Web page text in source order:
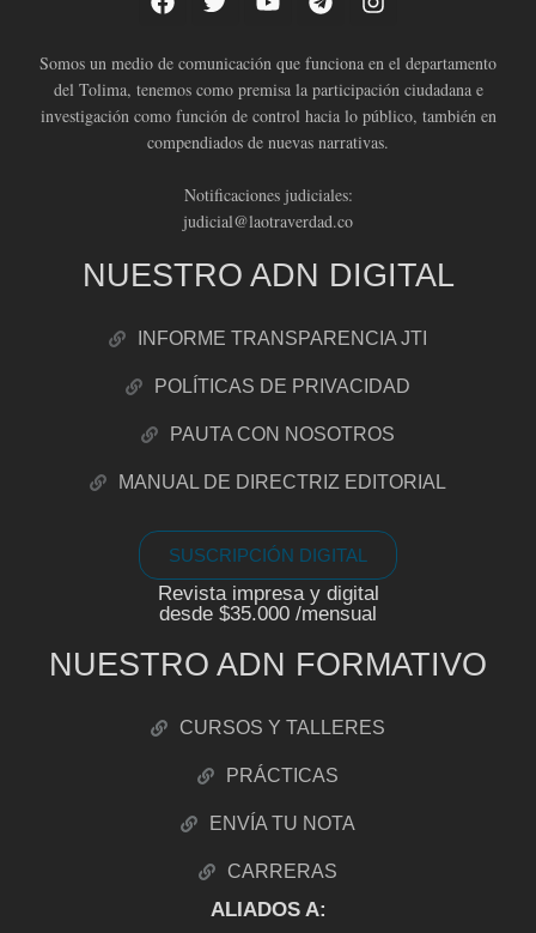
Somos un medio de comunicación que funciona en el departamento
del Tolima, tenemos como premisa la participación ciudadana e
investigación como función de control hacia lo público, también en
compendiados de nuevas narrativas.
Notificaciones judiciales:
judicial@laotraverdad.co
NUESTRO ADN DIGITAL
INFORME TRANSPARENCIA JTI
POLÍTICAS DE PRIVACIDAD
PAUTA CON NOSOTROS
MANUAL DE DIRECTRIZ EDITORIAL
SUSCRIPCIÓN DIGITAL
Revista impresa y digital
desde $35.000 /mensual
NUESTRO ADN FORMATIVO
CURSOS Y TALLERES
PRÁCTICAS
ENVÍA TU NOTA
CARRERAS
ALIADOS A: